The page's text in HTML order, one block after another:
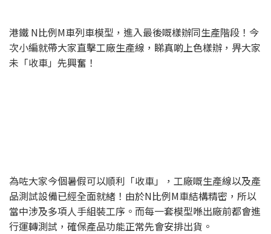
港鐵 N比例M車列車模型，進入最後嘅樣辦同生產階段！今
次小編就帶大家直擊工廠生產線，睇真啲上色樣辦，畀大家
未「收車」先興奮！
為咗大家今個暑假可以順利「收車」，工廠嘅生產線以及產
品測試設備已經全面就緒！由於N比例M車結構精密，所以
當中涉及多項人手組裝工序。而每一套模型喺出廠前都會進
行運轉測試，確保產品功能正常先會安排出貨。